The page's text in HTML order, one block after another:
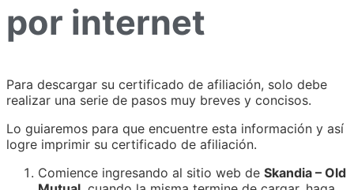
por internet
Para descargar su certificado de afiliación, solo debe
realizar una serie de pasos muy breves y concisos.
Lo guiaremos para que encuentre esta información y así
logre imprimir su certificado de afiliación.
Comience ingresando al sitio web de Skandia – Old